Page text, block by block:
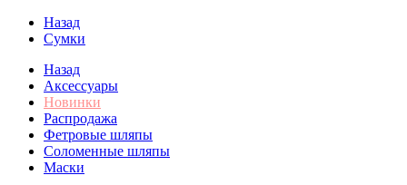
Назад
Сумки
Назад
Аксессуары
Новинки
Распродажа
Фетровые шляпы
Соломенные шляпы
Маски